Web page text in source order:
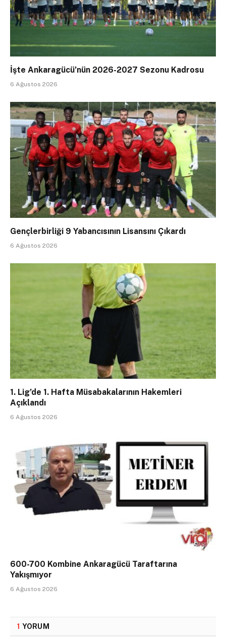
İşte Ankaragücü’nün 2026-2027 Sezonu Kadrosu
6 Ağustos 2026
Gençlerbirliği 9 Yabancısının Lisansını Çıkardı
6 Ağustos 2026
1. Lig’de 1. Hafta Müsabakalarının Hakemleri
Açıklandı
6 Ağustos 2026
600-700 Kombine Ankaragücü Taraftarına
Yakışmıyor
6 Ağustos 2026
1 YORUM